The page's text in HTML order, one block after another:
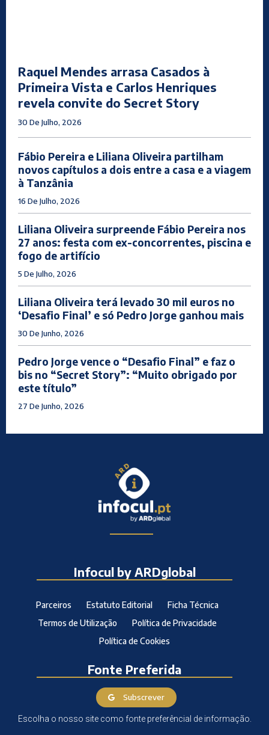
Raquel Mendes arrasa Casados à
Primeira Vista e Carlos Henriques
revela convite do Secret Story
30 De Julho, 2026
Fábio Pereira e Liliana Oliveira partilham
novos capítulos a dois entre a casa e a viagem
à Tanzânia
16 De Julho, 2026
Liliana Oliveira surpreende Fábio Pereira nos
27 anos: festa com ex-concorrentes, piscina e
fogo de artifício
5 De Julho, 2026
Liliana Oliveira terá levado 30 mil euros no
‘Desafio Final’ e só Pedro Jorge ganhou mais
30 De Junho, 2026
Pedro Jorge vence o “Desafio Final” e faz o
bis no “Secret Story”: “Muito obrigado por
este título”
27 De Junho, 2026
Infocul by ARDglobal
Parceiros Estatuto Editorial
Ficha Técnica
Termos de Utilização
Política de Privacidade
Política de Cookies
Fonte Preferida
Subscrever
Escolha o nosso site como fonte preferêncial de informação.